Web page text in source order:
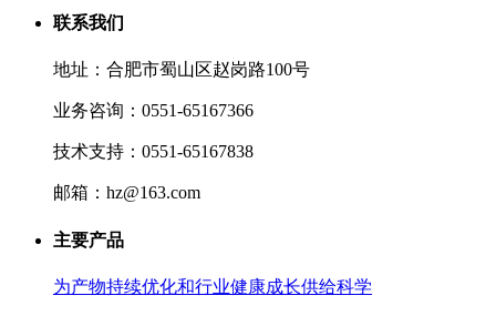
联系我们
地址：合肥市蜀山区赵岗路100号
业务咨询：0551-65167366
技术支持：0551-65167838
邮箱：hz@163.com
主要产品
为产物持续优化和行业健康成长供给科学